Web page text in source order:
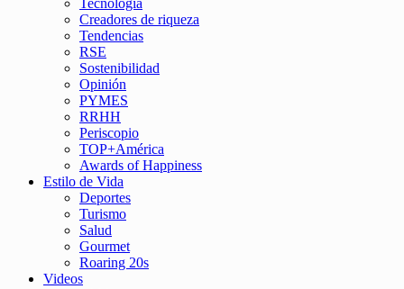
Tecnología
Creadores de riqueza
Tendencias
RSE
Sostenibilidad
Opinión
PYMES
RRHH
Periscopio
TOP+América
Awards of Happiness
Estilo de Vida
Deportes
Turismo
Salud
Gourmet
Roaring 20s
Videos